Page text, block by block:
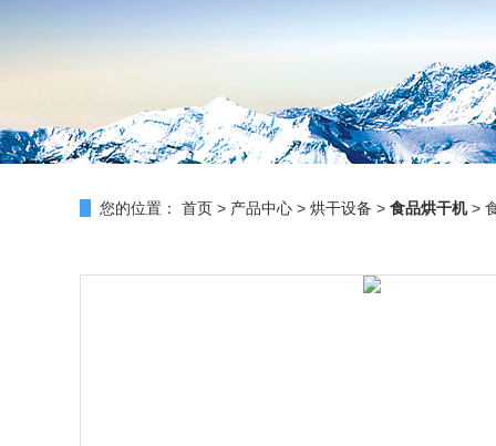
您的位置： 首页 > 产品中心 > 烘干设备 > 食品烘干机>